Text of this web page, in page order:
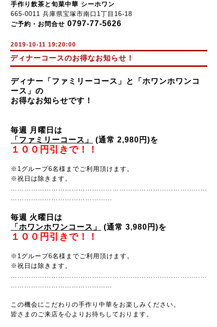
手作り飲茶と旬菜中華 シーホワン
665-0011 兵庫県宝塚市南口1丁目16-18
ご予約・お問合せ 0797-77-5626
2019-10-11 19:20:00
ディナーコースのお得なお知らせ！
ディナー「ファミリーコース」と「ホワンホワンコ
ース」の
お得なお知らせです！
毎週 月曜日は
「 ファミリーコース 」 (通常 2,980円)を
１００円引きで！！
※1グループ6名様までご利用頂けます。
※祝日は除きます。
……………………………………………………………………………
………………………………………
毎週 火曜日は
「 ホワンホワンコース 」 (通常 3,980円)を
１００円引きで！！
※1グループ6名様までご利用頂けます。
※祝日は除きます。
……………………………………………………………………………
………………………………………
この機会にこだわりの手作り中華を お楽しみください。
皆さまのご来店を心よりお待ちしております。